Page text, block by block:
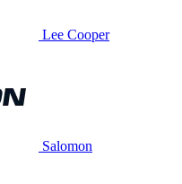
Lee Cooper
Salomon